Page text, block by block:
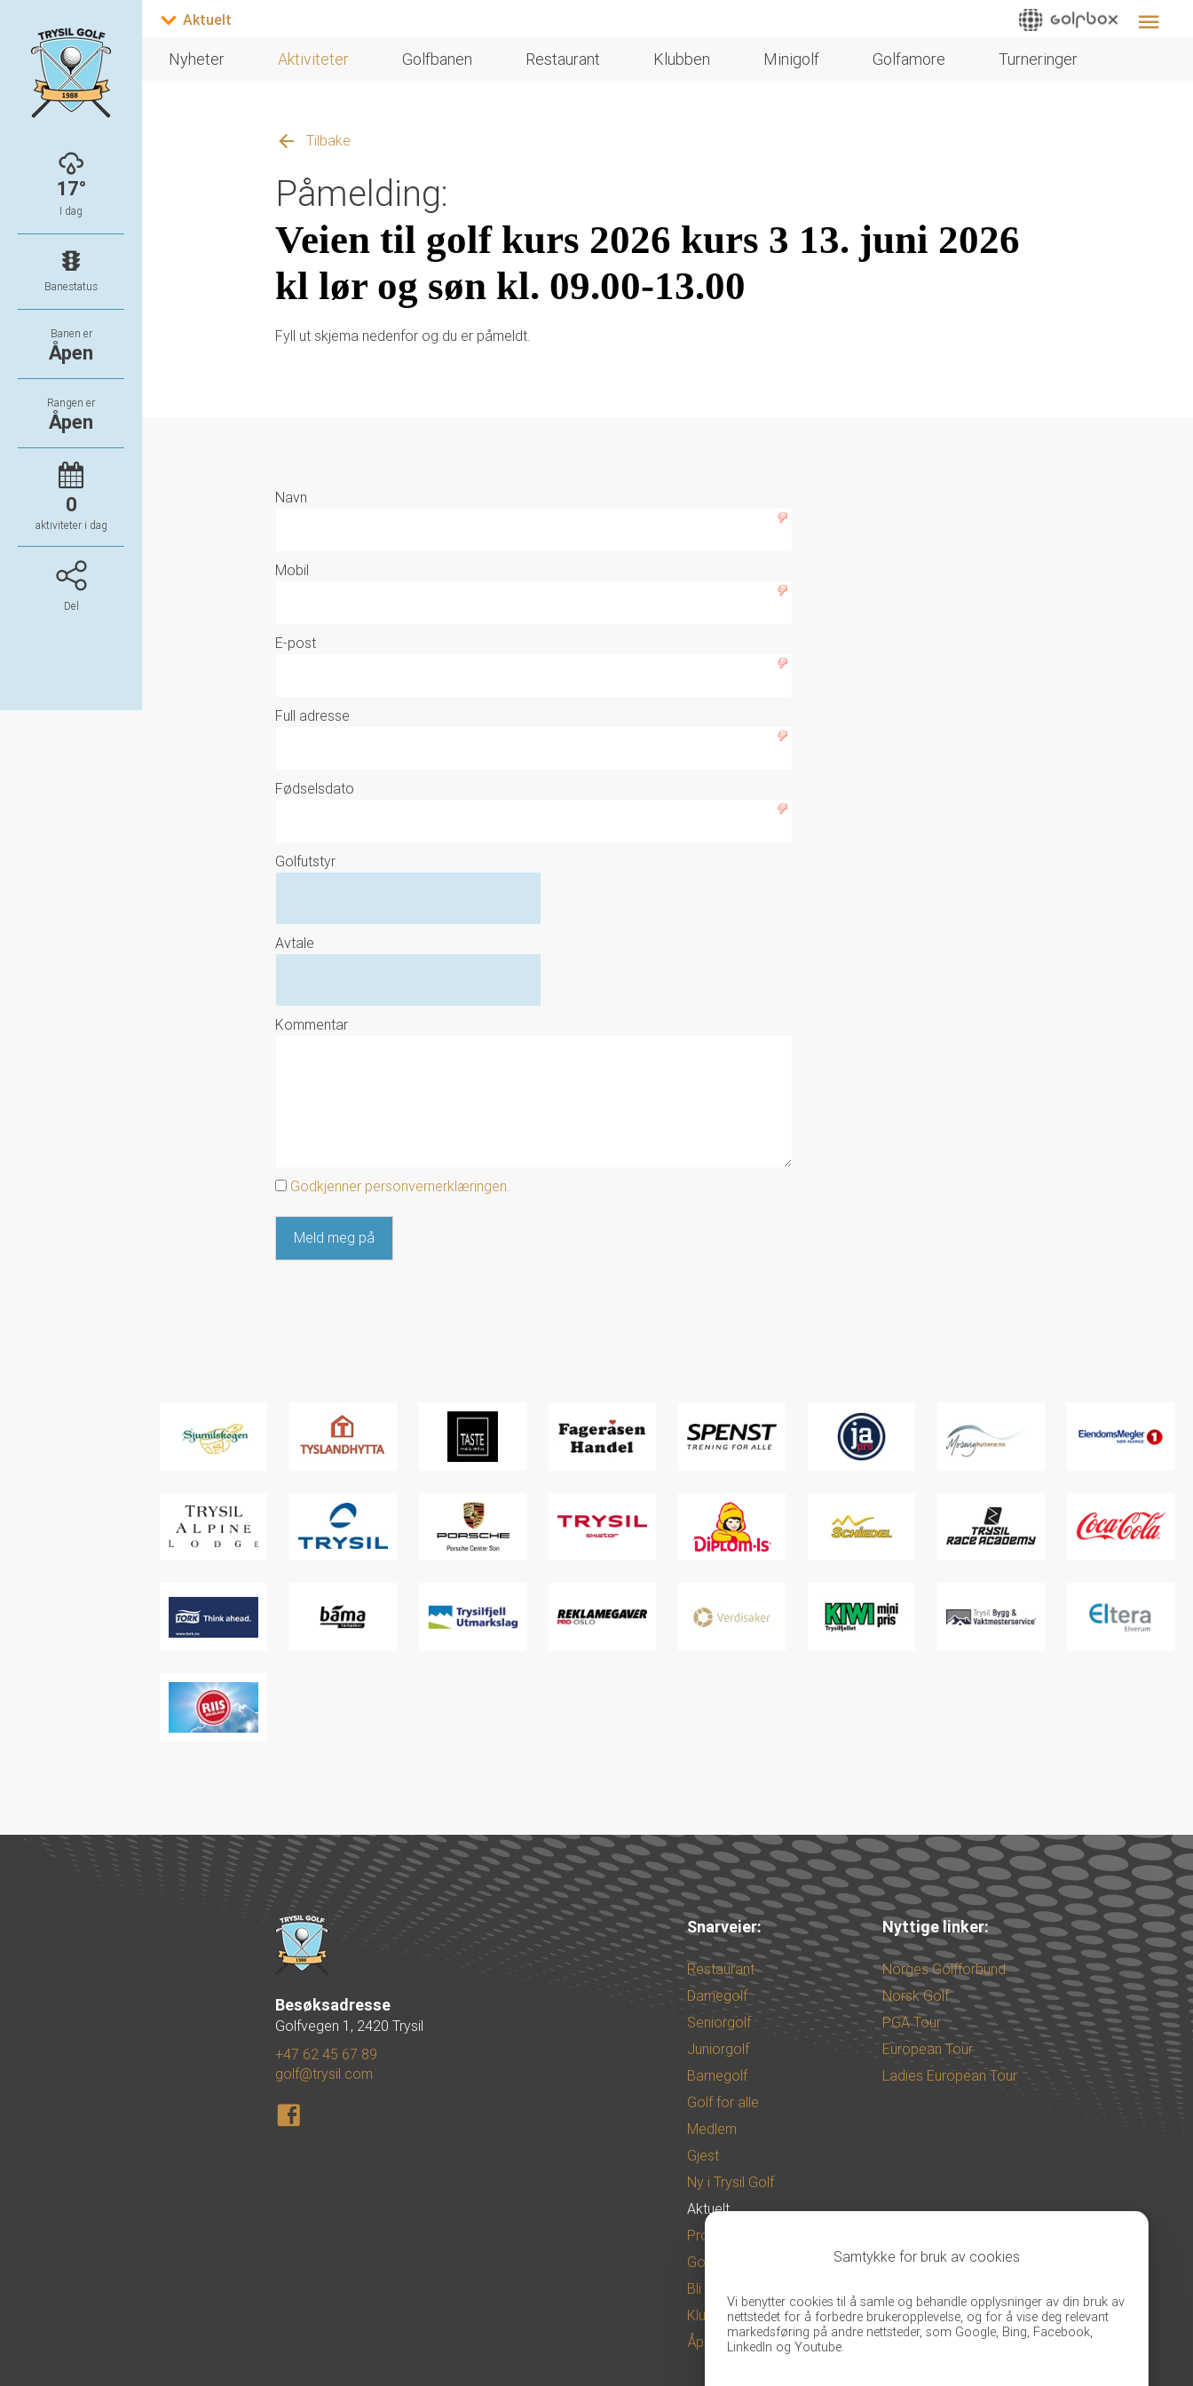
17°
I dag
Banestatus
Banen er
Åpen
Rangen er
Åpen
0
aktiviteter i dag
Del
Nyheter Aktiviteter Golfbanen Restaurant Klubben Minigolf Golfamore Turneringer
Tilbake
Påmelding:
Veien til golf kurs 2026 kurs 3 13. juni 2026
kl lør og søn kl. 09.00-13.00
Fyll ut skjema nedenfor og du er påmeldt.
Navn
Mobil
E-post
Full adresse
Fødselsdato
Golfutstyr
Avtale
Kommentar
Godkjenner personvernerklæringen.
Besøksadresse
Golfvegen 1, 2420 Trysil
+47 62 45 67 89
golf@trysil.com
Snarveier:
Restaurant
Damegolf
Seniorgolf
Juniorgolf
Barnegolf
Golf for alle
Medlem
Gjest
Ny i Trysil Golf
Aktuelt
Proshop
Golfbanen
Bli golfspiller
Klubben
Åpningstider
Nyttige linker:
Norges Golfforbund
Norsk Golf
PGA Tour
European Tour
Ladies European Tour
Samtykke for bruk av cookies
Vi benytter cookies til å samle og behandle opplysninger av din bruk av
nettstedet for å forbedre brukeropplevelse, og for å vise deg relevant
markedsføring på andre nettsteder, som Google, Bing, Facebook,
LinkedIn og Youtube.